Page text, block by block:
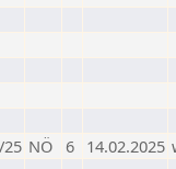
25 NÖ 6 14.02.2025